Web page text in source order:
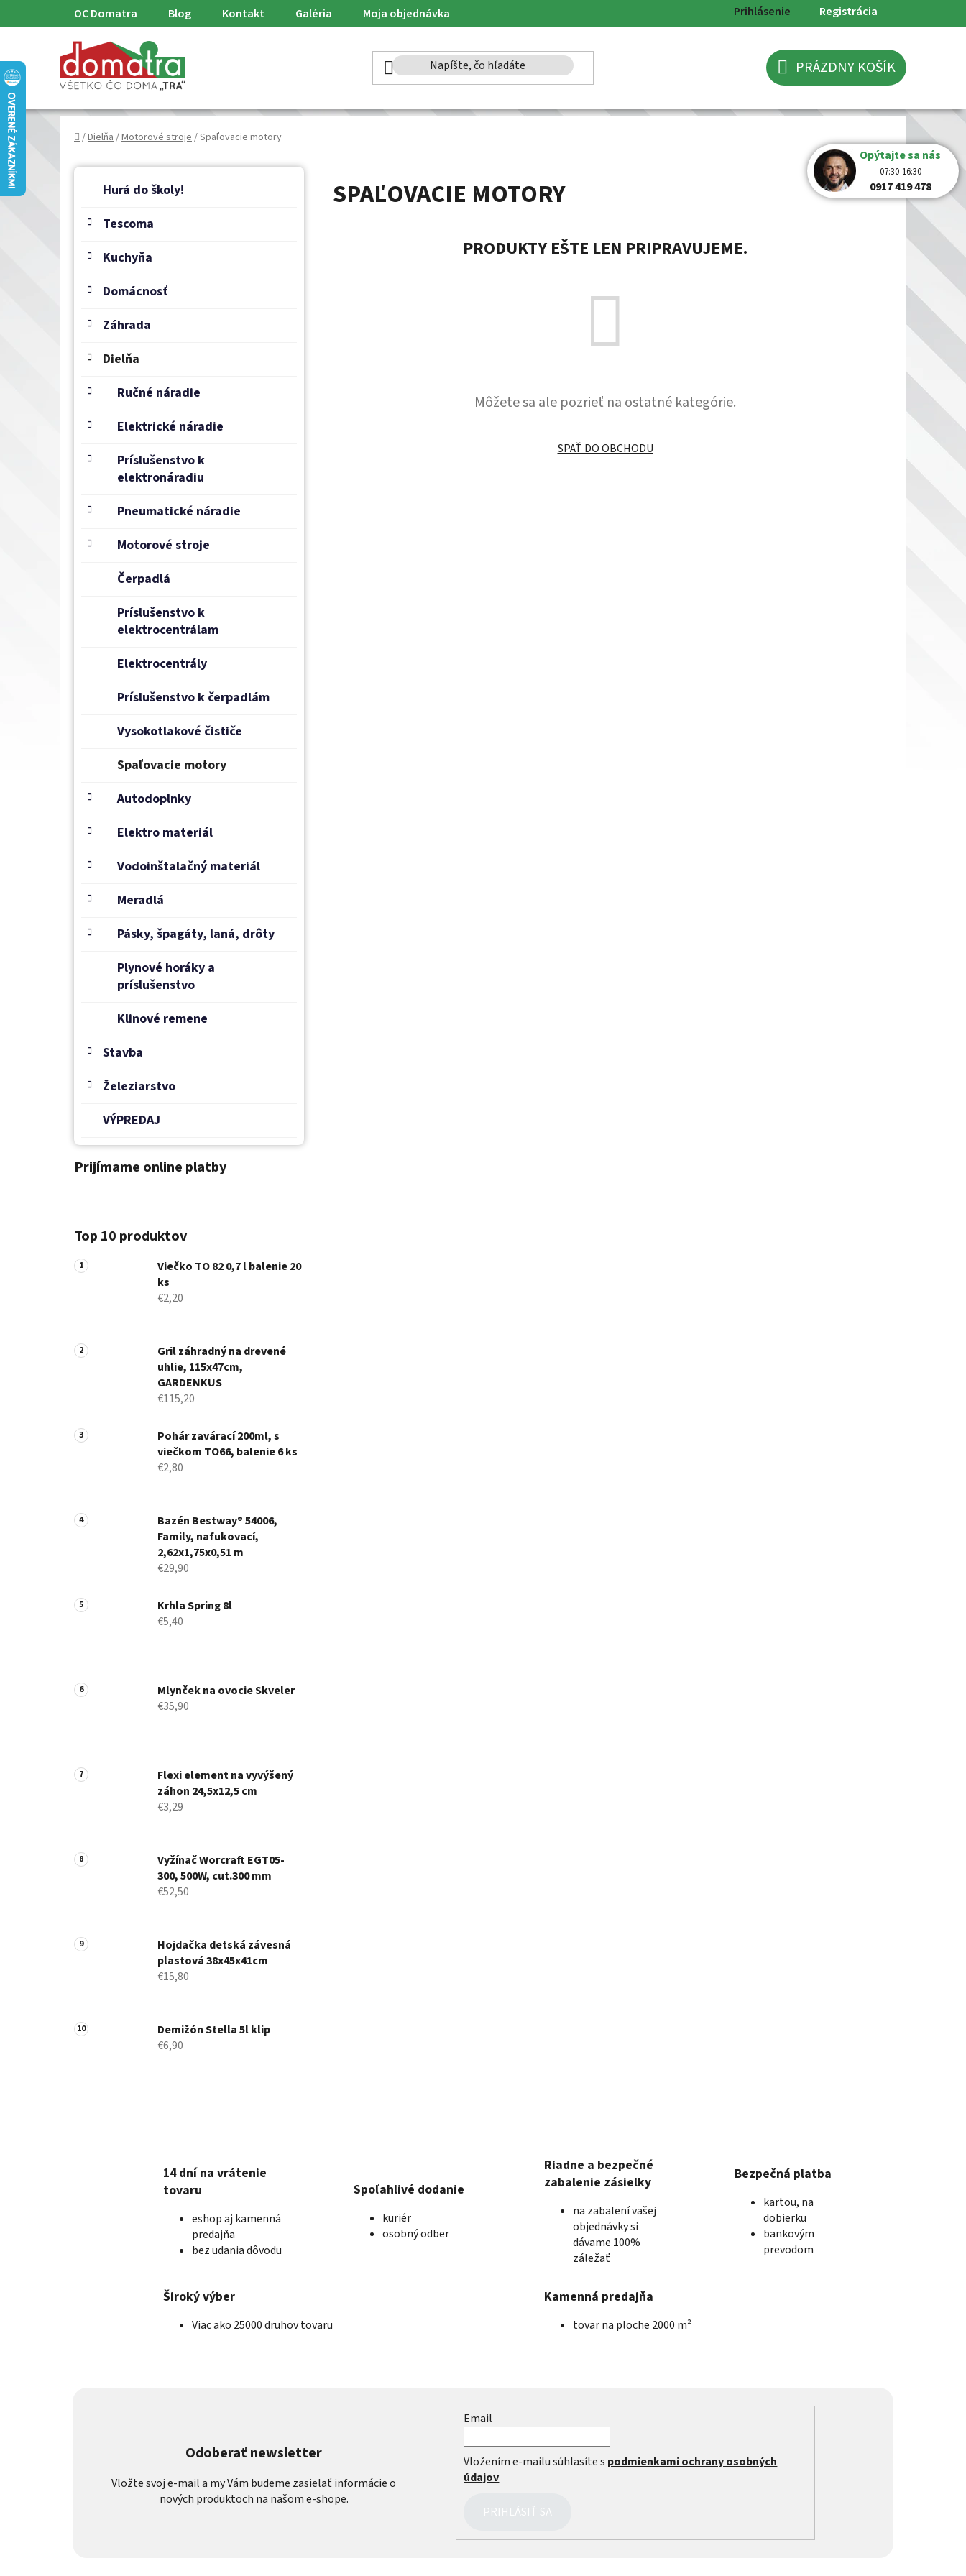
na
OC Domatra Blog Kontakt Galéria Moja objednávka Prihlásenie Registrácia
NÁKUPNÝ
KOŠÍK
PRÁZDNY KOŠÍK
Domov
/Dielňa/Motorové stroje/Spaľovacie motory
B
Preskočiť
kategórie
K
Hurá do školy!
Tescoma
Kuchyňa
Domácnosť
Záhrada
Dielňa
Ručné náradie
Elektrické náradie
Príslušenstvo k
elektronáradiu
Pneumatické náradie
Motorové stroje
Čerpadlá
Príslušenstvo k
elektrocentrálam
Elektrocentrály
Príslušenstvo k čerpadlám
Vysokotlakové čističe
Spaľovacie motory
Autodoplnky
Elektro materiál
Vodoinštalačný materiál
Meradlá
Pásky, špagáty, laná, drôty
Plynové horáky a
príslušenstvo
Klinové remene
Stavba
Železiarstvo
VÝPREDAJ
Prijímame online platby
Top 10 produktov
Viečko TO 82 0,7 l balenie 20
ks
€2,20
Gril záhradný na drevené
uhlie, 115x47cm,
GARDENKUS
€115,20
Pohár zavárací 200ml, s
viečkom TO66, balenie 6 ks
€2,80
Bazén Bestway® 54006,
Family, nafukovací,
2,62x1,75x0,51 m
€29,90
Krhla Spring 8l
€5,40
Mlynček na ovocie Skveler
€35,90
Flexi element na vyvýšený
záhon 24,5x12,5 cm
€3,29
Vyžínač Worcraft EGT05-
300, 500W, cut.300 mm
€52,50
Hojdačka detská závesná
plastová 38x45x41cm
€15,80
Demižón Stella 5l klip
€6,90
SPAĽOVACIE MOTORY
PRODUKTY EŠTE LEN PRIPRAVUJEME.
Môžete sa ale pozrieť na ostatné kategórie.
SPÄŤ DO OBCHODU
14 dní na vrátenie
tovaru
eshop aj kamenná
predajňa
bez udania dôvodu
Spoľahlivé dodanie
kuriér
osobný odber
Riadne a bezpečné
zabalenie zásielky
na zabalení vašej
objednávky si
dávame 100%
záležať
Bezpečná platba
kartou, na
dobierku
bankovým
prevodom
Široký výber
Viac ako 25000 druhov tovaru
Kamenná predajňa
tovar na ploche 2000 m²
Odoberať newsletter
Vložte svoj e-mail a my Vám budeme zasielať informácie o
nových produktoch na našom e-shope.
Email
Vložením e-mailu súhlasíte s podmienkami ochrany osobných
údajov
PRIHLÁSIŤ SA
Opýtajte sa nás
07:30-16:30
0917 419 478